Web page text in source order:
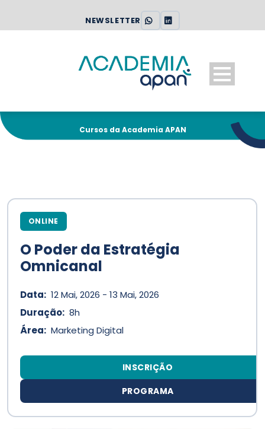
NEWSLETTER
Cursos da Academia APAN
ONLINE
O Poder da Estratégia
Omnicanal
Data: 12 Mai, 2026 - 13 Mai, 2026
Duração: 8h
Área: Marketing Digital
INSCRIÇÃO
PROGRAMA